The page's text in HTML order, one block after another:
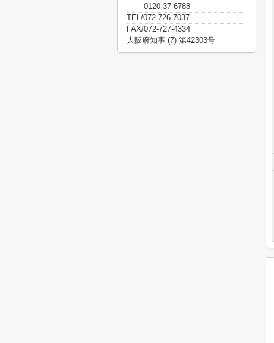
0120-37-6788
TEL/072-726-7037
FAX/072-727-4334
大阪府知事 (7) 第42303号